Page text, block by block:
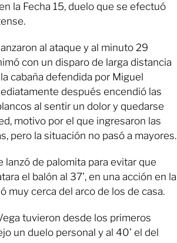
la Fecha 15, duelo que se efectuó
al ataque y al minuto 29
con un disparo de larga distancia
cabaña defendida por Miguel
después encendió las
al sentir un dolor y quedarse
motivo por el que ingresaron las
pero la situación no pasó a mayores.
lanzó de palomita para evitar que
el balón al 37’, en una acción en la
muy cerca del arco de los de casa.
tuvieron desde los primeros
un duelo personal y al 40’ el del